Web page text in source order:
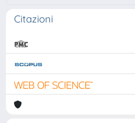
Citazioni